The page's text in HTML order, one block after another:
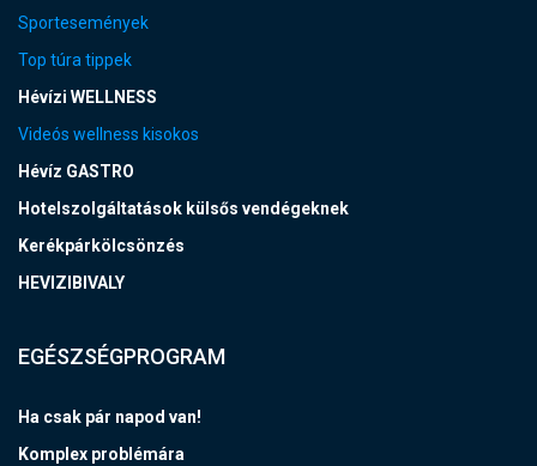
Sportesemények
Top túra tippek
Hévízi WELLNESS
Videós wellness kisokos
Hévíz GASTRO
Hotelszolgáltatások külsős vendégeknek
Kerékpárkölcsönzés
HEVIZIBIVALY
EGÉSZSÉGPROGRAM
Ha csak pár napod van!
Komplex problémára